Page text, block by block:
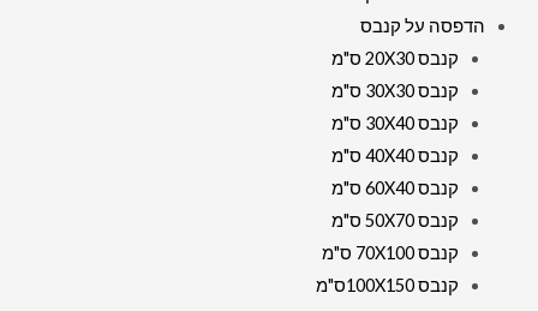
הדפסה על קנבס
קנבס 20X30 ס"מ
קנבס 30X30 ס"מ
קנבס 30X40 ס"מ
קנבס 40X40 ס"מ
קנבס 60X40 ס"מ
קנבס 50X70 ס"מ
קנבס 70X100 ס"מ
קנבס 100X150ס"מ